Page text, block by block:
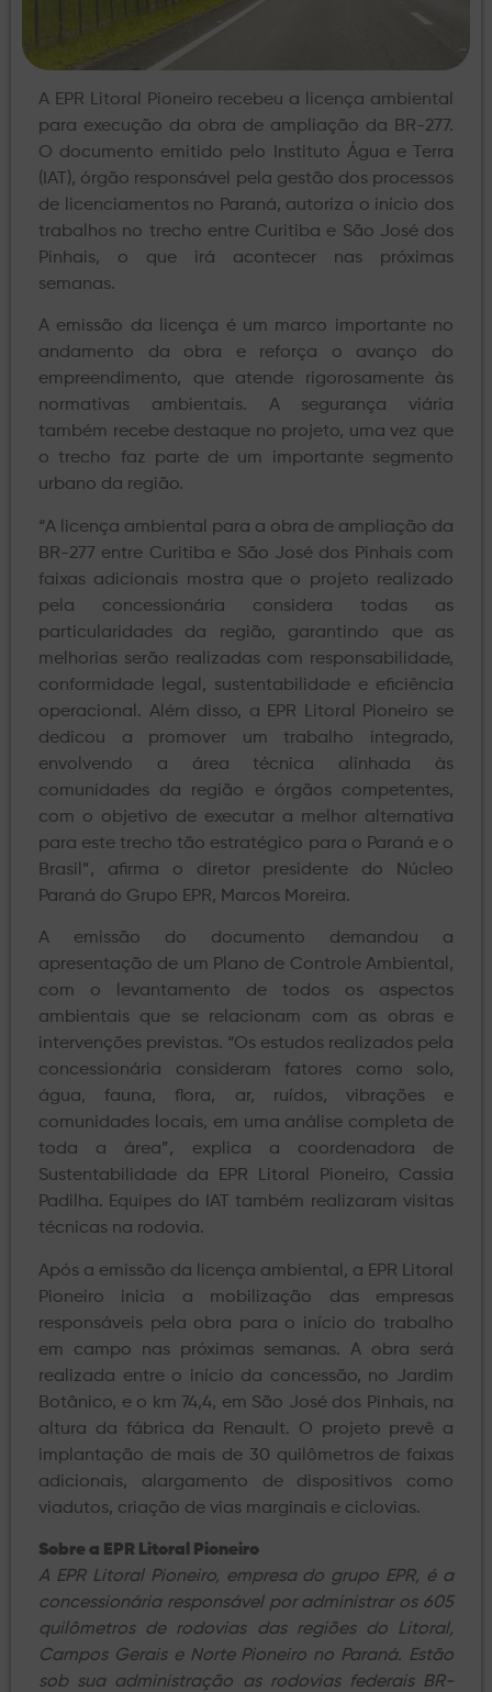
A EPR Litoral Pioneiro recebeu a licença ambiental
para execução da obra de ampliação da BR-277.
O documento emitido pelo Instituto Água e Terra
(IAT), órgão responsável pela gestão dos processos
de licenciamentos no Paraná, autoriza o início dos
trabalhos no trecho entre Curitiba e São José dos
Pinhais, o que irá acontecer nas próximas
semanas.
A emissão da licença é um marco importante no
andamento da obra e reforça o avanço do
empreendimento, que atende rigorosamente às
normativas ambientais. A segurança viária
também recebe destaque no projeto, uma vez que
o trecho faz parte de um importante segmento
urbano da região.
“A licença ambiental para a obra de ampliação da
BR-277 entre Curitiba e São José dos Pinhais com
faixas adicionais mostra que o projeto realizado
pela concessionária considera todas as
particularidades da região, garantindo que as
melhorias serão realizadas com responsabilidade,
conformidade legal, sustentabilidade e eficiência
operacional. Além disso, a EPR Litoral Pioneiro se
dedicou a promover um trabalho integrado,
envolvendo a área técnica alinhada às
comunidades da região e órgãos competentes,
com o objetivo de executar a melhor alternativa
para este trecho tão estratégico para o Paraná e o
Brasil”, afirma o diretor presidente do Núcleo
Paraná do Grupo EPR, Marcos Moreira.
A emissão do documento demandou a
apresentação de um Plano de Controle Ambiental,
com o levantamento de todos os aspectos
ambientais que se relacionam com as obras e
intervenções previstas. “Os estudos realizados pela
concessionária consideram fatores como solo,
água, fauna, flora, ar, ruídos, vibrações e
comunidades locais, em uma análise completa de
toda a área”, explica a coordenadora de
Sustentabilidade da EPR Litoral Pioneiro, Cassia
Padilha. Equipes do IAT também realizaram visitas
técnicas na rodovia.
Após a emissão da licença ambiental, a EPR Litoral
Pioneiro inicia a mobilização das empresas
responsáveis pela obra para o início do trabalho
em campo nas próximas semanas. A obra será
realizada entre o início da concessão, no Jardim
Botânico, e o km 74,4, em São José dos Pinhais, na
altura da fábrica da Renault. O projeto prevê a
implantação de mais de 30 quilômetros de faixas
adicionais, alargamento de dispositivos como
viadutos, criação de vias marginais e ciclovias.
Sobre a EPR Litoral Pioneiro
A EPR Litoral Pioneiro, empresa do grupo EPR, é a
concessionária responsável por administrar os 605
quilômetros de rodovias das regiões do Litoral,
Campos Gerais e Norte Pioneiro no Paraná. Estão
sob sua administração as rodovias federais BR-